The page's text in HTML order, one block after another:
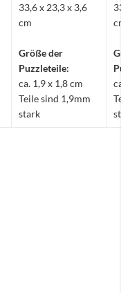
33,6 x 23,3 x 3,6
cm
Größe der
Puzzleteile:
ca. 1,9 x 1,8 cm
Teile sind 1,9mm
stark